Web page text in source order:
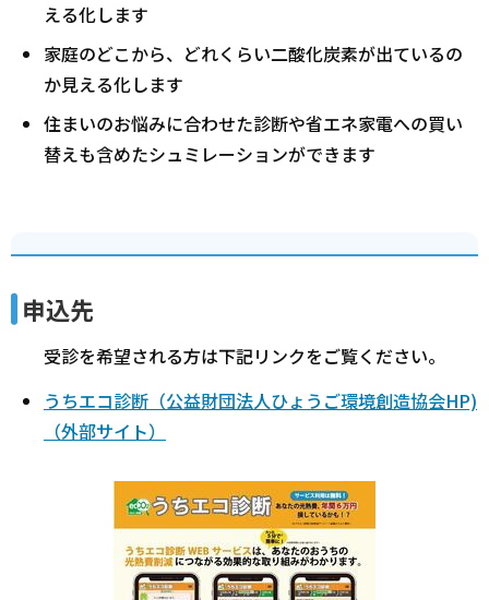
える化します
家庭のどこから、どれくらい二酸化炭素が出ているの
か見える化します
住まいのお悩みに合わせた診断や省エネ家電への買い
替えも含めたシュミレーションができます
申込先
受診を希望される方は下記リンクをご覧ください。
うちエコ診断（公益財団法人ひょうご環境創造協会HP)
（外部サイト）